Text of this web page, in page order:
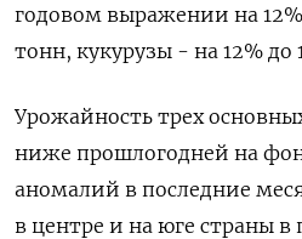
годовом выражении на
тонн, кукурузы - на 12%
Урожайность трех
ниже прошлогодней на
аномалий в последние
в центре и на юге страны